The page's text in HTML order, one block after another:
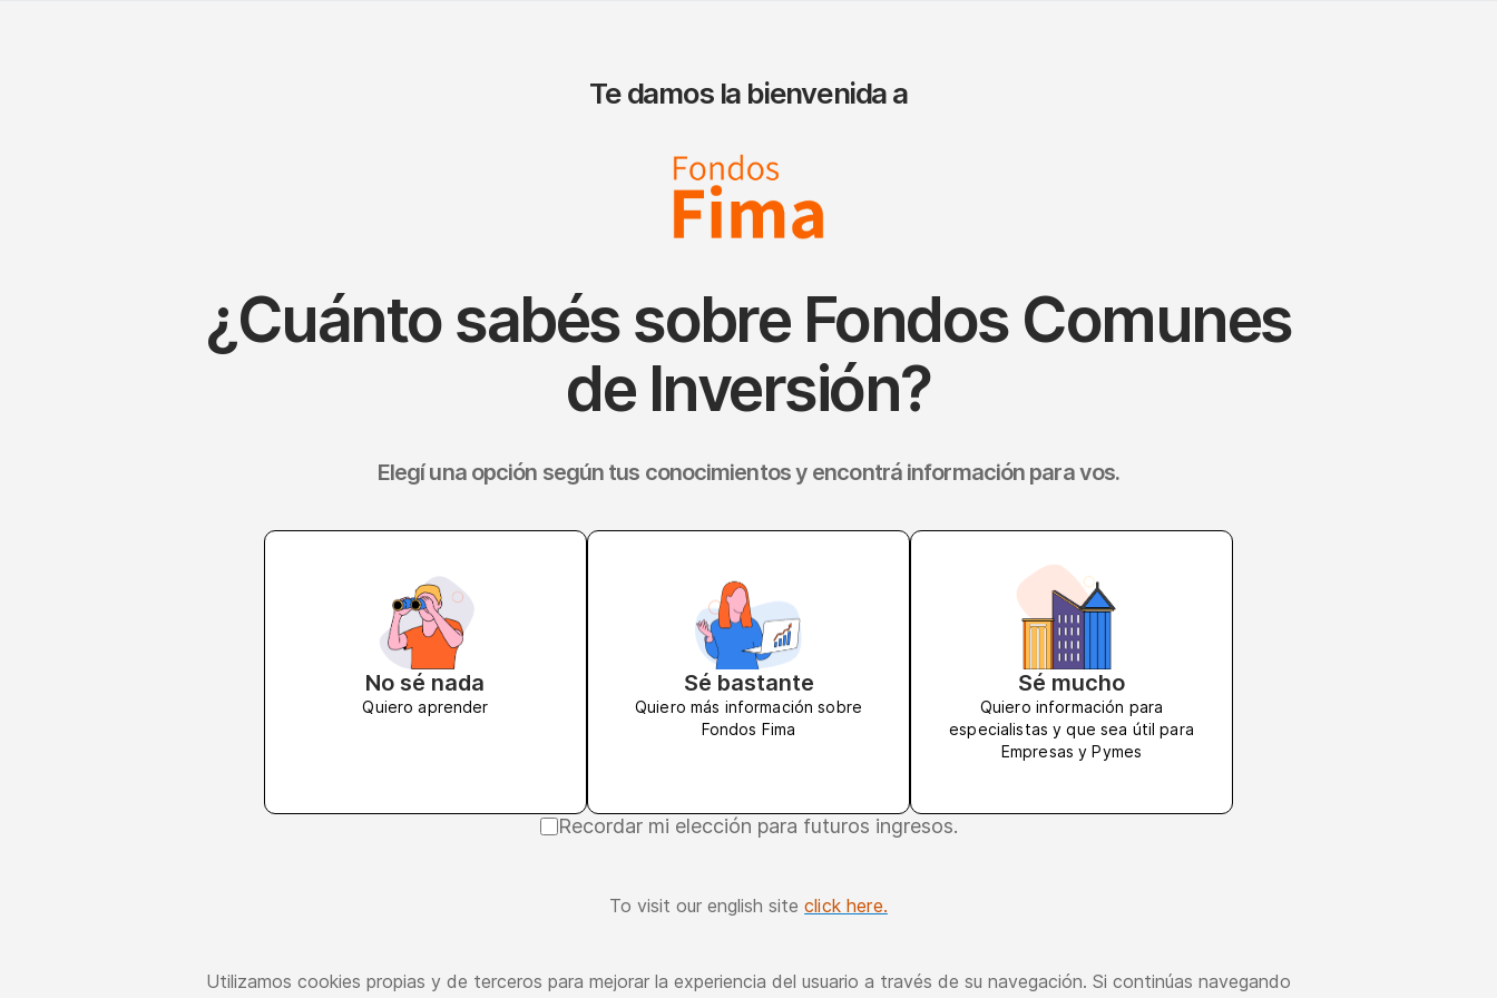
Te damos la bienvenida a
¿Cuánto sabés sobre Fondos Comunes
de Inversión?
Elegí una opción según tus conocimientos y encontrá información para vos.
No sé nada
Quiero aprender
Sé bastante
Quiero más información sobre
Fondos Fima
Sé mucho
Quiero información para
especialistas y que sea útil para
Empresas y Pymes
Recordar mi elección para futuros ingresos.
To visit our english siteclick here.
Utilizamos cookies propias y de terceros para mejorar la experiencia del usuario a través de su navegación. Si continúas navegando